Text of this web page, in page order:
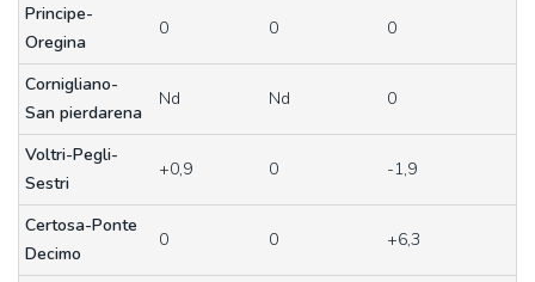
Principe-
Oregina
0 0 0
Cornigliano-
San pierdarena
Nd Nd 0
Voltri-Pegli-
Sestri
+0,9 0 -1,9
Certosa-Ponte
Decimo
0 0 +6,3